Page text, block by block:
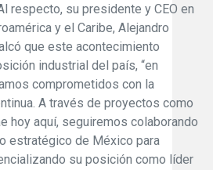
respecto, su presidente y CEO en
y el Caribe, Alejandro
que este acontecimiento
industrial del país, “en
comprometidos con la
A través de proyectos como
hoy aquí, seguiremos colaborando
estratégico de México para
su posición como líder